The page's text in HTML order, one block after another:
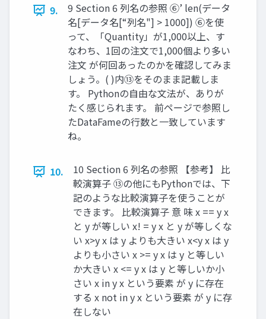
9.
9 Section 6 列名の参照 ⑥’ len(データ
名[データ名[“列名"] > 1000]) ⑥を使
って、「Quantity」が1,000以上、す
なわち、1回の注文で1,000個より多い
注文 が何回あったのかを確認してみま
しょう。( )内⑬をそのまま記載しま
す。 Pythonの自由な文法が、ありが
たく感じられます。 前ページで参照し
たDataFameの行数と一致しています
ね。
10.
10 Section 6 列名の参照 【参考】 比
較演算子 ⑬の他にもPythonでは、下
記のような比較演算子を使うことが
できます。 比較演算子 意 味 x == y x
と y が等しい x! = y x と y が等しくな
い x>y x は y よりも大きい x<y x は y
よりも小さい x >= y x は y と等しい
か大きい x <= y x は y と等しいか小
さい x in y x という要素 が y に存在
する x not in y x という要素 が y に存
在しない